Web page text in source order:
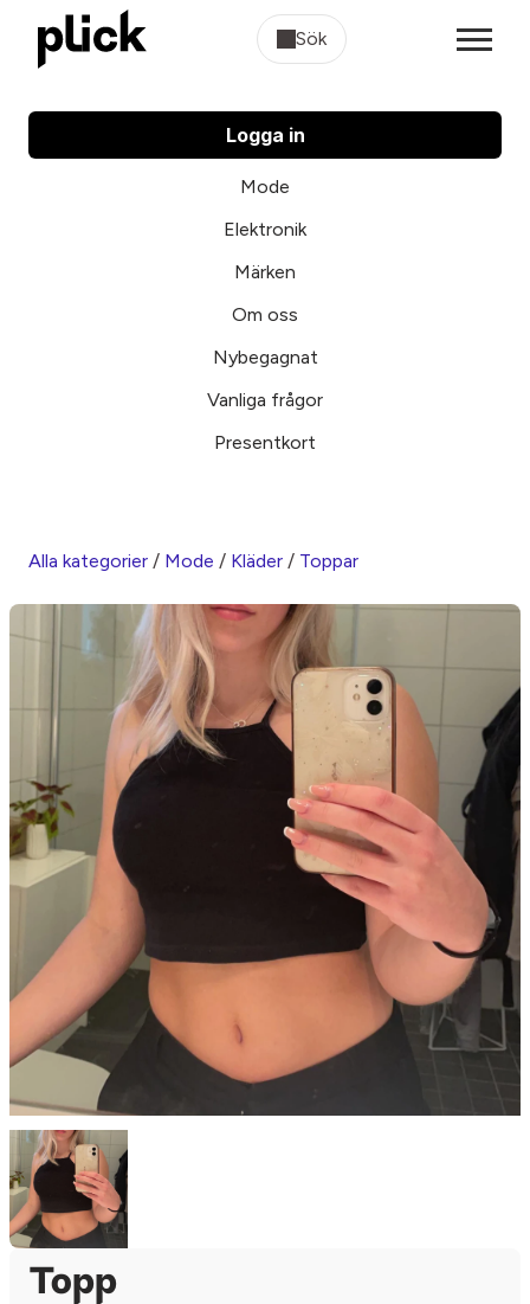
Sök
Logga in
Mode
Elektronik
Märken
Om oss
Nybegagnat
Vanliga frågor
Presentkort
Alla kategorier / Mode / Kläder / Toppar
Topp